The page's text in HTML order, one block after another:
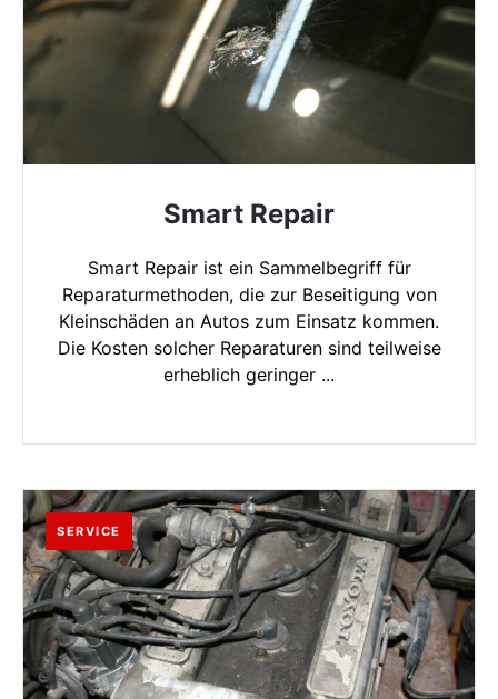
Smart Repair
Smart Repair ist ein Sammelbegriff für
Reparaturmethoden, die zur Beseitigung von
Kleinschäden an Autos zum Einsatz kommen.
Die Kosten solcher Reparaturen sind teilweise
erheblich geringer ...
SERVICE